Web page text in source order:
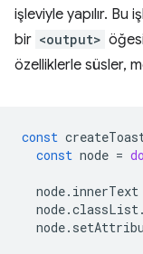
işleviyle yapılır.
bir <output>
özelliklerle süsler,
const
const node =
node. innerText
node.classList.
node.